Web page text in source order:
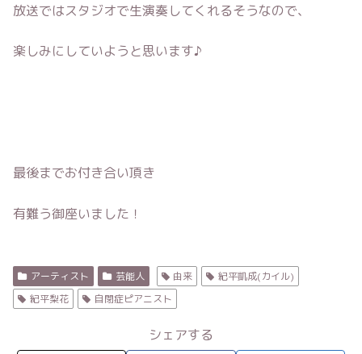
放送ではスタジオで生演奏してくれるそうなので、
楽しみにしていようと思います♪
最後までお付き合い頂き
有難う御座いました！
アーティスト 芸能人 由来
紀平凱成(カイル)
紀平梨花
自閉症ピアニスト
シェアする